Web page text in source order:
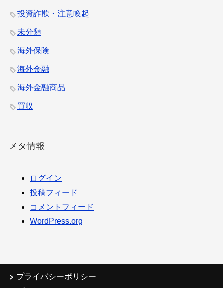
投資詐欺・注意喚起
未分類
海外保険
海外金融
海外金融商品
買収
メタ情報
ログイン
投稿フィード
コメントフィード
WordPress.org
プライバシーポリシー